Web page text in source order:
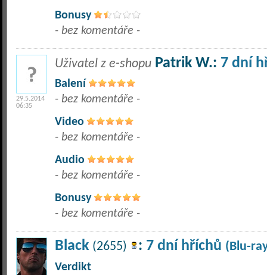
Bonusy
- bez komentáře -
29.5.2014
06:35
Uživatel z e-shopu Patrik W.: 7 dní
Balení
- bez komentáře -
Video
- bez komentáře -
Audio
- bez komentáře -
Bonusy
- bez komentáře -
Black (2655) : 7 dní hříchů (Blu-
Verdikt